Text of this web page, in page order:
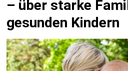
– über starke
gesunden Kindern